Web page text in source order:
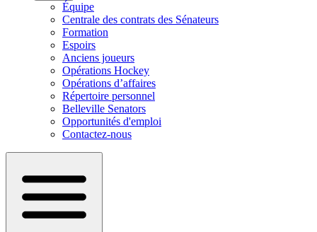
Équipe
Centrale des contrats des Sénateurs
Formation
Espoirs
Anciens joueurs
Opérations Hockey
Opérations d’affaires
Répertoire personnel
Belleville Senators
Opportunités d'emploi
Contactez-nous